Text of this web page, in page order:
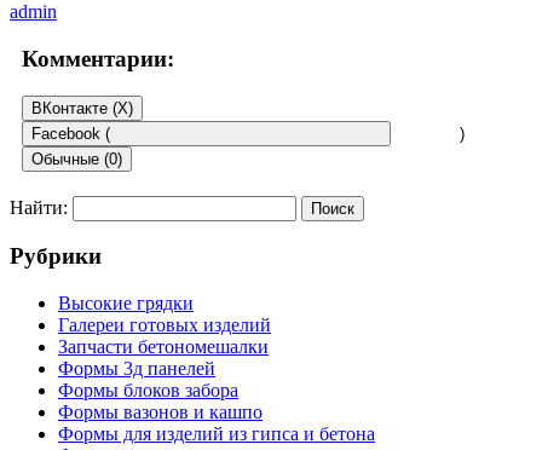
admin
Комментарии:
ВКонтакте (X)
Facebook (
)
Обычные (0)
помечены*
Комментарий*
Найти:
Рубрики
Высокие грядки
Галереи готовых изделий
Запчасти бетономешалки
Формы 3д панелей
Формы блоков забора
Формы вазонов и кашпо
Формы для изделий из гипса и бетона